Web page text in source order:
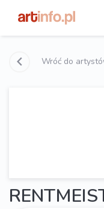
Wróć do